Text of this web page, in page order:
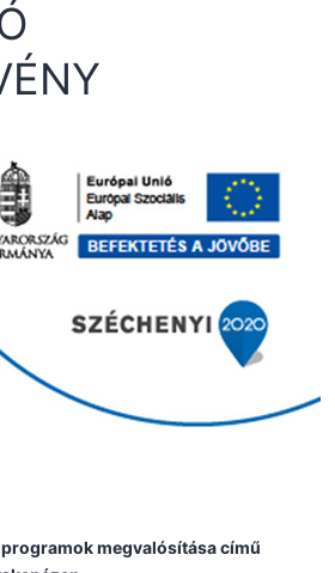
megvalósítása című